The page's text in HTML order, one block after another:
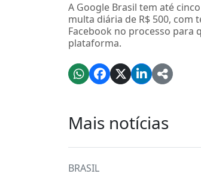
A Google Brasil tem até
multa diária de R$ 500, com
Facebook no processo para
plataforma.
Mais notícias
BRASIL